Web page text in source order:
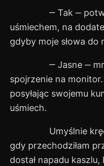
‒ Tak ‒
uśmiechem, na
gdyby moje słowa do
‒ Jasne ‒
spojrzenie na
posyłając swojemu
uśmiech.
Umyślnie
gdy przechodziłam
dostał napadu